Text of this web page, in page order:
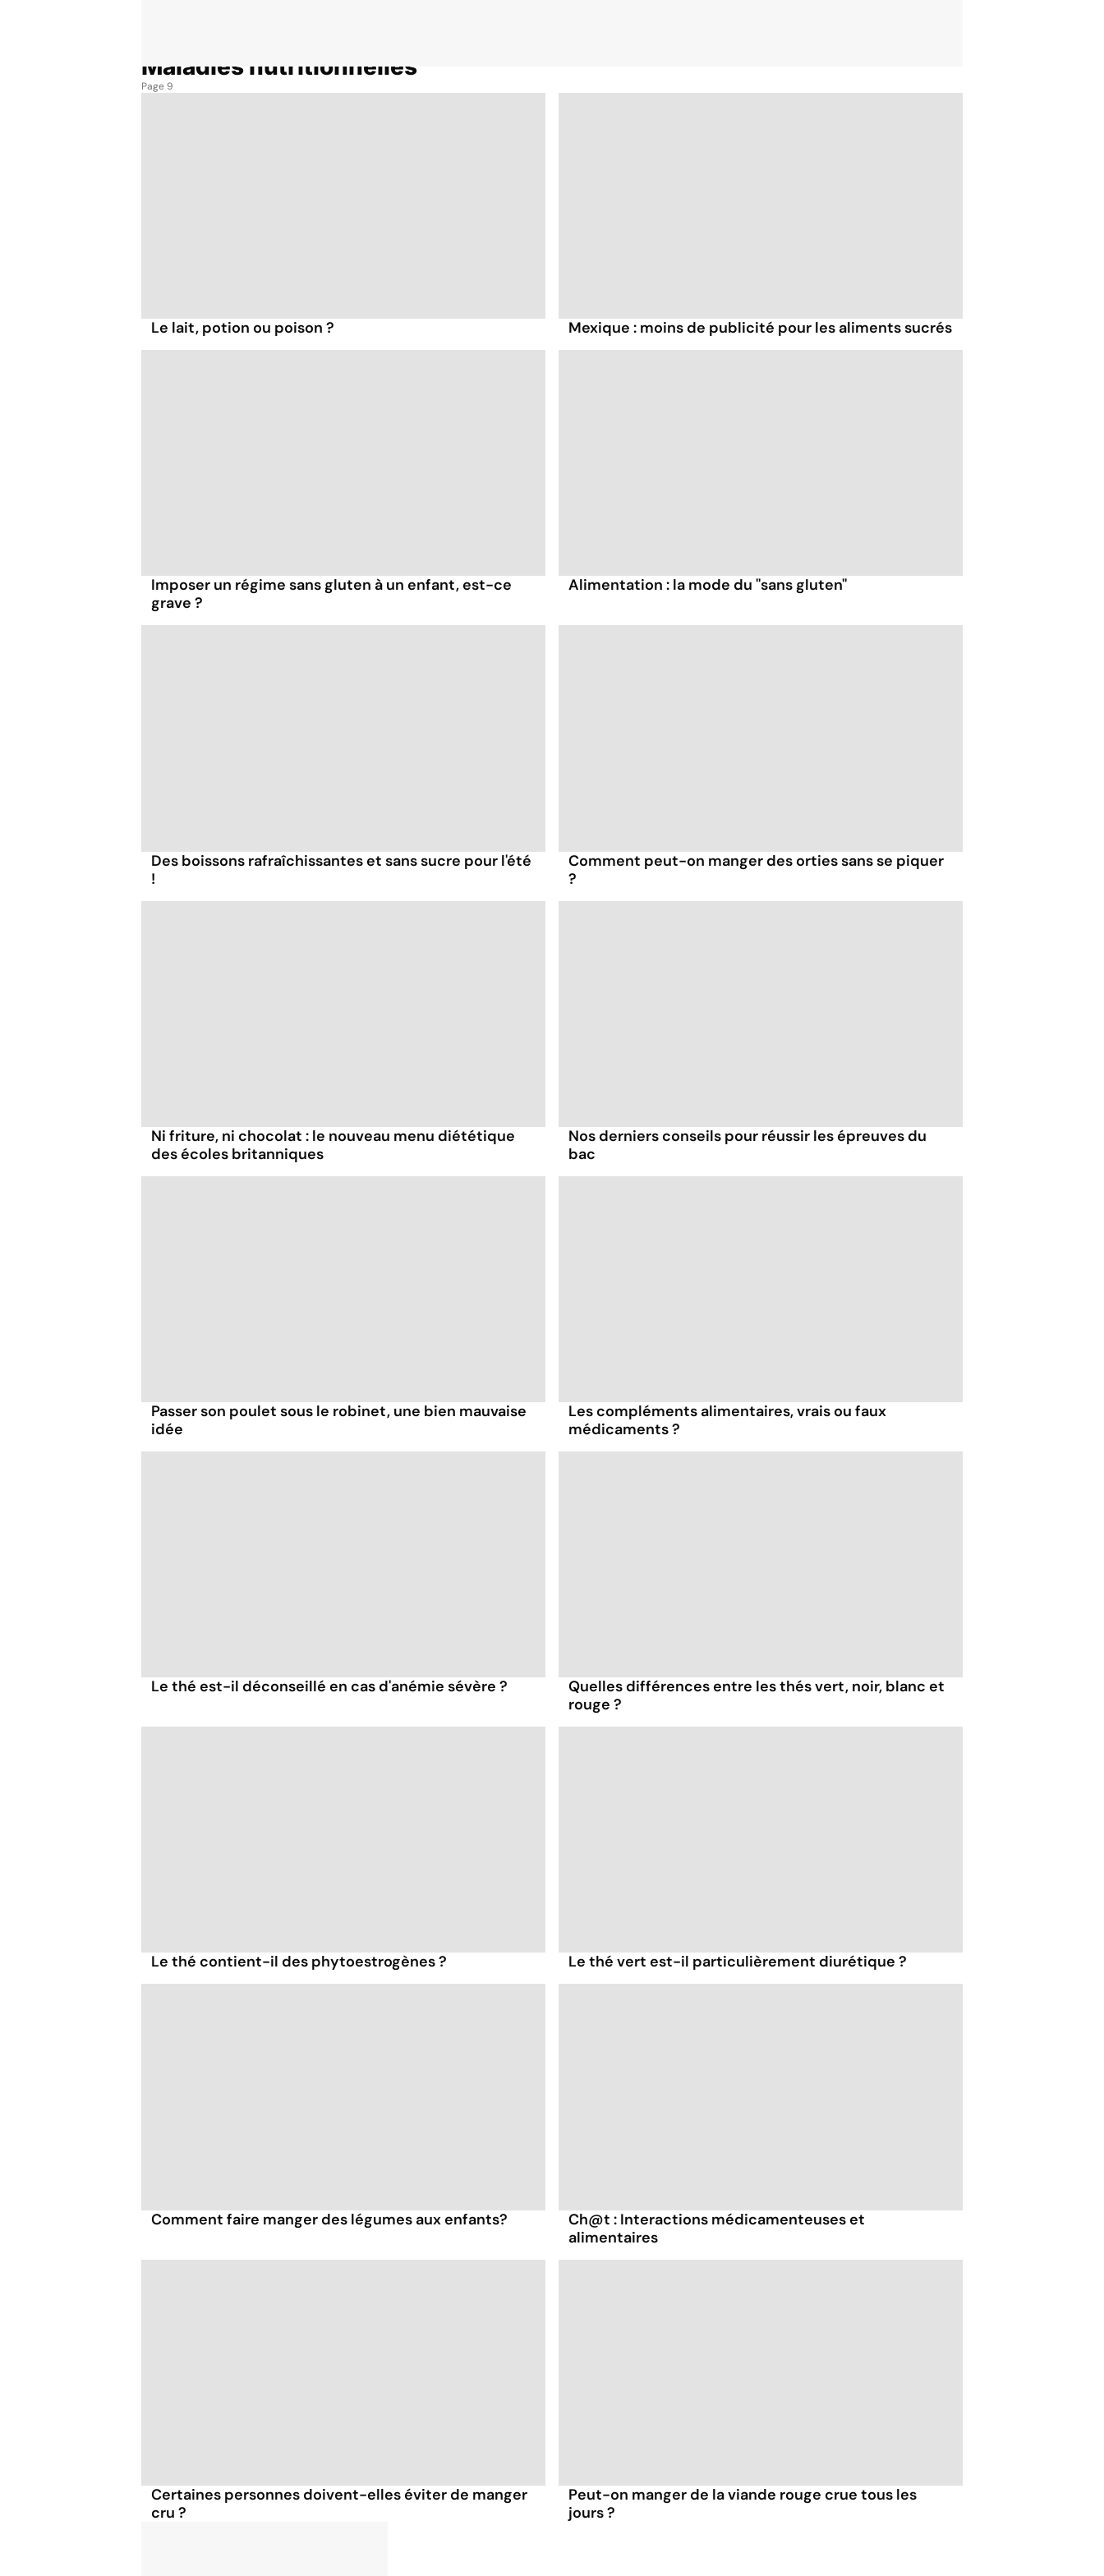
Maladies nutritionnelles
Page 9
Le lait, potion ou poison ? Mexique : moins de publicité pour les aliments sucrés
Imposer un régime sans gluten à un enfant, est-ce
grave ?
Alimentation : la mode du ''sans gluten''
Des boissons rafraîchissantes et sans sucre pour l'été
!
Comment peut-on manger des orties sans se piquer
?
Ni friture, ni chocolat : le nouveau menu diététique
des écoles britanniques
Nos derniers conseils pour réussir les épreuves du
bac
Passer son poulet sous le robinet, une bien mauvaise
idée
Les compléments alimentaires, vrais ou faux
médicaments ?
Le thé est-il déconseillé en cas d'anémie sévère ?
Quelles différences entre les thés vert, noir, blanc et
rouge ?
Le thé contient-il des phytoestrogènes ? Le thé vert est-il particulièrement diurétique ?
Comment faire manger des légumes aux enfants?
Ch@t : Interactions médicamenteuses et
alimentaires
Certaines personnes doivent-elles éviter de manger
cru ?
Peut-on manger de la viande rouge crue tous les
jours ?